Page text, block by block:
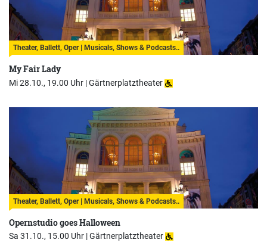
Theater, Ballett, Oper | Musicals, Shows & Podcasts..
My Fair Lady
Mi 28.10., 19.00 Uhr |Gärtnerplatztheater
Theater, Ballett, Oper | Musicals, Shows & Podcasts..
Opernstudio goes Halloween
Sa 31.10., 15.00 Uhr |Gärtnerplatztheater